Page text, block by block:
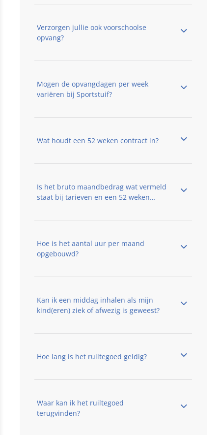
Verzorgen jullie ook voorschoolse
opvang?​
Mogen de opvangdagen per week
variëren bij Sportstuif?
Wat houdt een 52 weken contract in?
Is het bruto maandbedrag wat vermeld
staat bij tarieven en een 52 weken
Hoe is het aantal uur per maand
opgebouwd?
Kan ik een middag inhalen als mijn
kind(eren) ziek of afwezig is geweest?
Hoe lang is het ruiltegoed geldig?
Waar kan ik het ruiltegoed
terugvinden?